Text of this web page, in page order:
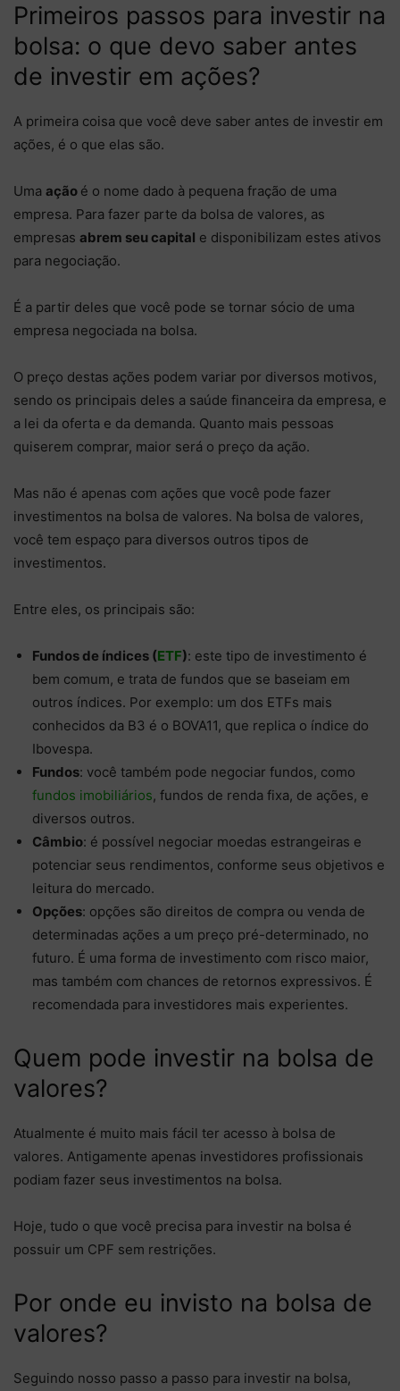
Primeiros passos para investir na
bolsa: o que devo saber antes
de investir em ações?
A primeira coisa que você deve saber antes de investir em
ações, é o que elas são.
Uma ação é o nome dado à pequena fração de uma
empresa. Para fazer parte da bolsa de valores, as
empresas abrem seu capital e disponibilizam estes ativos
para negociação.
É a partir deles que você pode se tornar sócio de uma
empresa negociada na bolsa.
O preço destas ações podem variar por diversos motivos,
sendo os principais deles a saúde financeira da empresa, e
a lei da oferta e da demanda. Quanto mais pessoas
quiserem comprar, maior será o preço da ação.
Mas não é apenas com ações que você pode fazer
investimentos na bolsa de valores. Na bolsa de valores,
você tem espaço para diversos outros tipos de
investimentos.
Entre eles, os principais são:
Fundos de índices (ETF): este tipo de investimento é
bem comum, e trata de fundos que se baseiam em
outros índices. Por exemplo: um dos ETFs mais
conhecidos da B3 é o BOVA11, que replica o índice do
Ibovespa.
Fundos: você também pode negociar fundos, como
fundos imobiliários, fundos de renda fixa, de ações, e
diversos outros.
Câmbio: é possível negociar moedas estrangeiras e
potenciar seus rendimentos, conforme seus objetivos e
leitura do mercado.
Opções: opções são direitos de compra ou venda de
determinadas ações a um preço pré-determinado, no
futuro. É uma forma de investimento com risco maior,
mas também com chances de retornos expressivos. É
recomendada para investidores mais experientes.
Quem pode investir na bolsa de
valores?
Atualmente é muito mais fácil ter acesso à bolsa de
valores. Antigamente apenas investidores profissionais
podiam fazer seus investimentos na bolsa.
Hoje, tudo o que você precisa para investir na bolsa é
possuir um CPF sem restrições.
Por onde eu invisto na bolsa de
valores?
Seguindo nosso passo a passo para investir na bolsa,